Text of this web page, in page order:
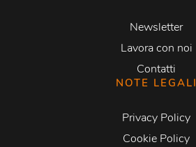
Newsletter
Lavora con noi
Contatti
NOTE LEGALI
Privacy Policy
Cookie Policy